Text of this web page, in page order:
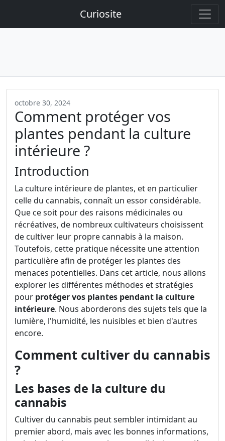
Curiosite
octobre 30, 2024
Comment protéger vos
plantes pendant la culture
intérieure ?
Introduction
La culture intérieure de plantes, et en particulier
celle du cannabis, connaît un essor considérable.
Que ce soit pour des raisons médicinales ou
récréatives, de nombreux cultivateurs choisissent
de cultiver leur propre cannabis à la maison.
Toutefois, cette pratique nécessite une attention
particulière afin de protéger les plantes des
menaces potentielles. Dans cet article, nous allons
explorer les différentes méthodes et stratégies
pour protéger vos plantes pendant la culture
intérieure. Nous aborderons des sujets tels que la
lumière, l'humidité, les nuisibles et bien d'autres
encore.
Comment cultiver du cannabis
?
Les bases de la culture du
cannabis
Cultiver du cannabis peut sembler intimidant au
premier abord, mais avec les bonnes informations,